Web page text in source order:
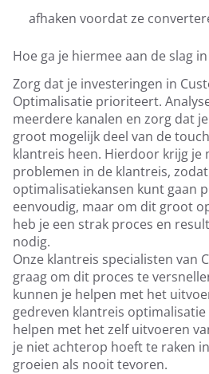
afhaken voordat ze
Hoe ga je hiermee aan de slag in
Zorg dat je investeringen in
Optimalisatie prioriteert.
meerdere kanalen en zorg dat
groot mogelijk deel van de
klantreis heen. Hierdoor krijg je
problemen in de klantreis,
optimalisatiekansen kunt gaan
eenvoudig, maar om dit groot
heb je een strak proces en
nodig.
Onze klantreis specialisten van
graag om dit proces te
kunnen je helpen met het
gedreven klantreis
helpen met het zelf uitvoeren
je niet achterop hoeft te raken
groeien als nooit tevoren.